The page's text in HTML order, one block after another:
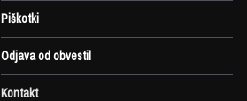
Piškotki
Odjava od obvestil
Kontakt